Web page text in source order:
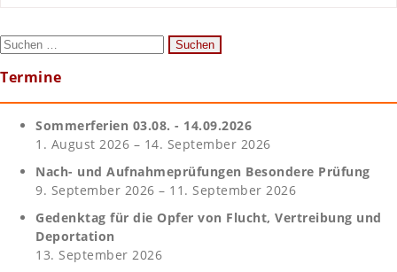
Suchen
Termine
Sommerferien 03.08. - 14.09.2026
1. August 2026 – 14. September 2026
Nach- und Aufnahmeprüfungen Besondere Prüfung
9. September 2026 – 11. September 2026
Gedenktag für die Opfer von Flucht, Vertreibung und
Deportation
13. September 2026